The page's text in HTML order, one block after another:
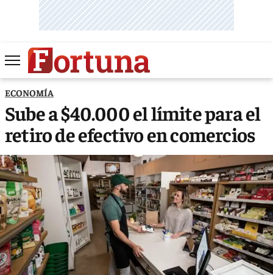
ECONOMÍA
Sube a $40.000 el límite para el
retiro de efectivo en comercios